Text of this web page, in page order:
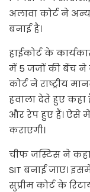
अलावा कोर्ट ने
बनाई है।
हाईकोर्ट के
में 5 जजों की बेंच ने
कोर्ट ने राष्ट्रीय
हवाला देते हुए कहा
और रेप हुए हैं। ऐसे
कराएगी।
चीफ जस्टिस ने
SIT बनाई जाए।
सुप्रीम कोर्ट के